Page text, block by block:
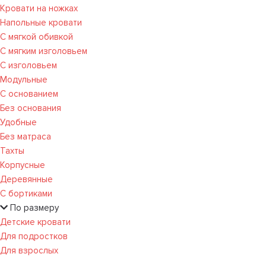
Кровати на ножках
Напольные кровати
С мягкой обивкой
С мягким изголовьем
С изголовьем
Модульные
С основанием
Без основания
Удобные
Без матраса
Тахты
Корпусные
Деревянные
С бортиками
По размеру
Детские кровати
Для подростков
Для взрослых